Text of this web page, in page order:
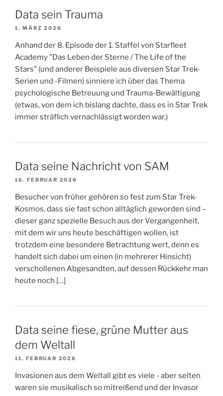
Data sein Trauma
1. MÄRZ 2026
Anhand der 8. Episode der 1. Staffel von Starfleet
Academy "Das Leben der Sterne / The Life of the
Stars" (und anderer Beispiele aus diversen Star Trek-
Serien und -Filmen) sinniere ich über das Thema
psychologische Betreuung und Trauma-Bewältigung
(etwas, von dem ich bislang dachte, dass es in Star Trek
immer sträflich vernachlässigt worden war.)
Data seine Nachricht von SAM
16. FEBRUAR 2026
Besucher von früher gehören so fest zum Star Trek-
Kosmos, dass sie fast schon alltäglich geworden sind –
dieser ganz spezielle Besuch aus der Vergangenheit,
mit dem wir uns heute beschäftigen wollen, ist
trotzdem eine besondere Betrachtung wert, denn es
handelt sich dabei um einen (in mehrerer Hinsicht)
verschollenen Abgesandten, auf dessen Rückkehr man
heute noch […]
Data seine fiese, grüne Mutter aus
dem Weltall
11. FEBRUAR 2026
Invasionen aus dem Weltall gibt es viele - aber selten
waren sie musikalisch so mitreißend und der Invasor